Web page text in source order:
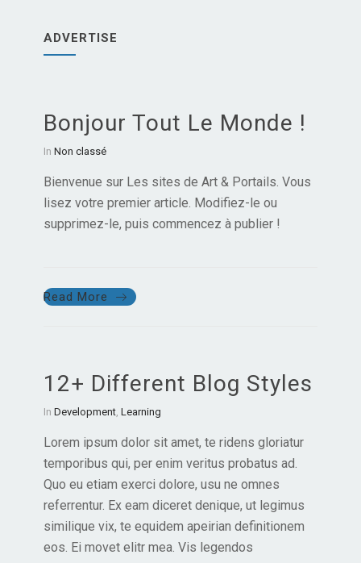
ADVERTISE
Bonjour Tout Le Monde !
In Non classé
Bienvenue sur Les sites de Art & Portails. Vous
lisez votre premier article. Modifiez-le ou
supprimez-le, puis commencez à publier !
Read More
12+ Different Blog Styles
In Development, Learning
Lorem ipsum dolor sit amet, te ridens gloriatur
temporibus qui, per enim veritus probatus ad.
Quo eu etiam exerci dolore, usu ne omnes
referrentur. Ex eam diceret denique, ut legimus
similique vix, te equidem apeirian definitionem
eos. Ei movet elitr mea. Vis legendos